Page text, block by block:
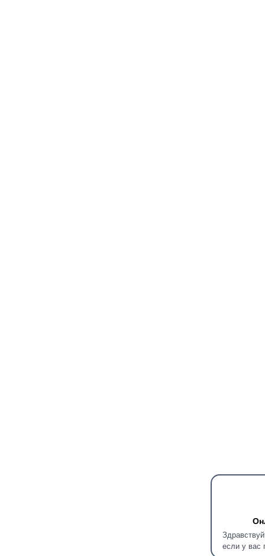
если у вас